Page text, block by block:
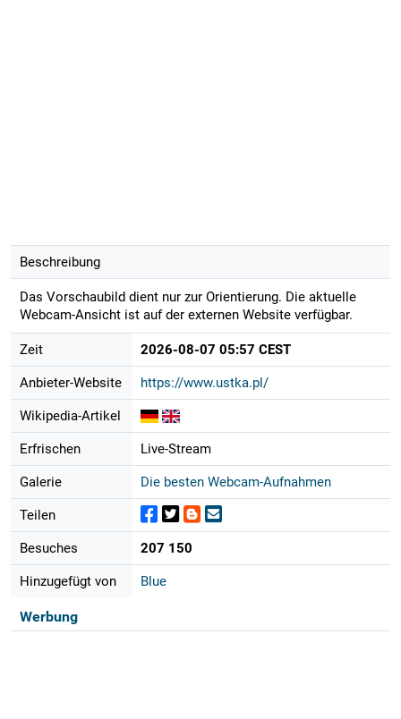
Beschreibung
Das Vorschaubild dient nur zur Orientierung. Die aktuelle
Webcam-Ansicht ist auf der externen Website verfügbar.
Zeit 2026-08-07 05:57 CEST
Anbieter-Website https://www.ustka.pl/
Wikipedia-Artikel
Erfrischen Live-Stream
Galerie Die besten Webcam-Aufnahmen
Teilen
Besuches 207 150
Hinzugefügt von Blue
Werbung